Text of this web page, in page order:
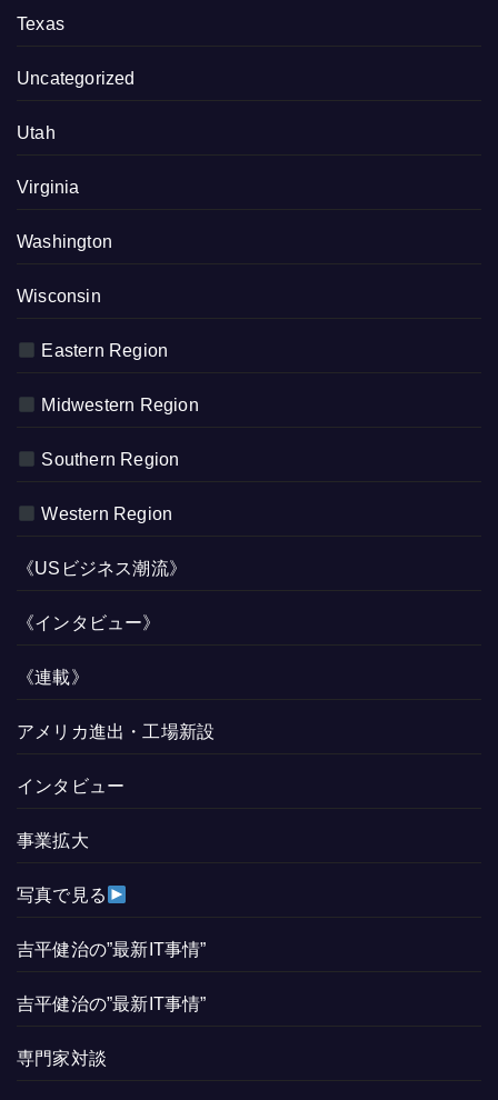
Texas
Uncategorized
Utah
Virginia
Washington
Wisconsin
Eastern Region
Midwestern Region
Southern Region
Western Region
《USビジネス潮流》
《インタビュー》
《連載》
アメリカ進出・工場新設
インタビュー
事業拡大
写真で見る
吉平健治の”最新IT事情”
吉平健治の”最新IT事情”
専門家対談